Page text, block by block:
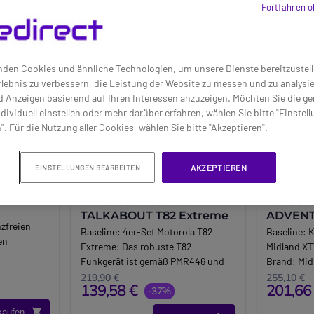
2x 2er Set Motorola
TALKABOUT T82 Extreme
Baseline: 4er-Set Motorola T82
Extreme: Das robuste T82
Funkgerät ist gemäß PMR446 und
IPX2 - Sturz- und
Spritzwasserresistent. Es ist ideal
219,90 €
139,58 € -37%
4er Set
Baseline:
Midland
Brand:
Midland
Die
255,10 €
Cookies und ähnliche Technologien, um unsere Dienste
zu verbessern, die Leistung der Website zu messen und zu
Anzeigen basierend auf Ihren Interessen anzuzeigen. Möchten Sie die
einstellen oder mehr darüber erfahren, wählen Sie bitte
Für die Nutzung aller Cookies, wählen Sie bitte "Akzeptieren".
EINSTELLUNGEN BEARBEITEN AKZEPTIEREN
Fortfahren